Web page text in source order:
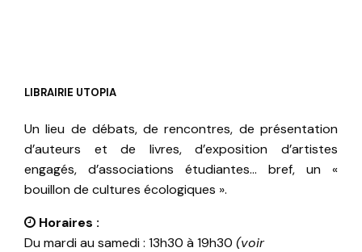
LIBRAIRIE UTOPIA
Un lieu de débats, de rencontres, de présentation
d’auteurs et de livres, d’exposition d’artistes
engagés, d’associations étudiantes… bref, un «
bouillon de cultures écologiques ».
Horaires :
Du mardi au samedi : 13h30 à 19h30 (voir